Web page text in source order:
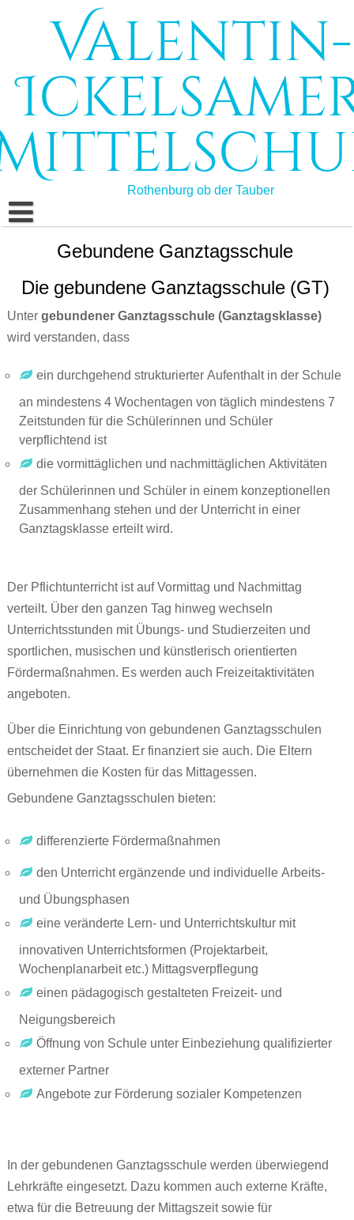
Valentin-
Rothenburg ob der Tauber
Schule
Schulprofil
Kollegium
Sprechstunden im Schuljahr 2025/26
Förderkreis
Facility-Team
SMV
Regelung im Krankheitsfall/Attestpflicht
Schulleben
Abschlüsse
Gebundene Ganztagsschule
Musikklassen
Deutsch als Zweitsprache an der Mittelschule
Beratungsangebote
Beratung für Eltern
Schulberatung /Schulpsychologie
Hilfsangebote bei Depression und Angsstörungen
Vertrauenslehrkraft
Berufsberatung
Berufswahlbegleitung
Downloads
Qualifizierender Mittelschulabschluss
Mittlerer Bildungsabschluss
Jahresberichte
Links
Prüfungstermine Qualifizierender Mittelschulabschluss
Prüfungstermine Mittlerer Schulabschluss 2026
Gebundene Ganztagsschule
Die gebundene Ganztagsschule (GT)
Unter gebundener Ganztagsschule (Ganztagsklasse)
wird verstanden, dass
ein durchgehend strukturierter Aufenthalt in der Schule
an mindestens 4 Wochentagen von täglich mindestens 7
Zeitstunden für die Schülerinnen und Schüler
verpflichtend ist
die vormittäglichen und nachmittäglichen Aktivitäten
der Schülerinnen und Schüler in einem konzeptionellen
Zusammenhang stehen und der Unterricht in einer
Ganztagsklasse erteilt wird.
Der Pflichtunterricht ist auf Vormittag und Nachmittag
verteilt. Über den ganzen Tag hinweg wechseln
Unterrichtsstunden mit Übungs- und Studierzeiten und
sportlichen, musischen und künstlerisch orientierten
Fördermaßnahmen. Es werden auch Freizeitaktivitäten
angeboten.
Über die Einrichtung von gebundenen Ganztagsschulen
entscheidet der Staat. Er finanziert sie auch. Die Eltern
übernehmen die Kosten für das Mittagessen.
Gebundene Ganztagsschulen bieten:
differenzierte Fördermaßnahmen
den Unterricht ergänzende und individuelle Arbeits-
und Übungsphasen
eine veränderte Lern- und Unterrichtskultur mit
innovativen Unterrichtsformen (Projektarbeit,
Wochenplanarbeit etc.) Mittagsverpflegung
einen pädagogisch gestalteten Freizeit- und
Neigungsbereich
Öffnung von Schule unter Einbeziehung qualifizierter
externer Partner
Angebote zur Förderung sozialer Kompetenzen
In der gebundenen Ganztagsschule werden überwiegend
Lehrkräfte eingesetzt. Dazu kommen auch externe Kräfte,
etwa für die Betreuung der Mittagszeit sowie für